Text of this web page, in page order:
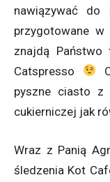
nawiązywać do
przygotowane w
znajdą
Catspresso
pyszne ciasto z
cukierniczej jak
Wraz z Panią
śledzenia Kot